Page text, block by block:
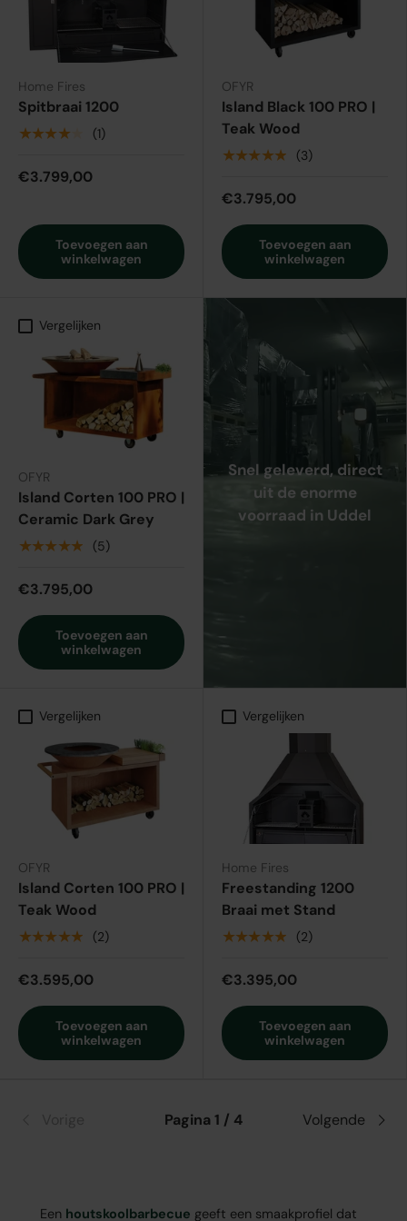
Home Fires
Spitbraai 1200
★★★★★ (1)
€3.799,00
Toevoegen aan
winkelwagen
OFYR
Island Black 100 PRO |
Teak Wood
★★★★★ (3)
€3.795,00
Toevoegen aan
winkelwagen
Vergelijken
OFYR
Island Corten 100 PRO |
Ceramic Dark Grey
★★★★★ (5)
€3.795,00
Toevoegen aan
winkelwagen
Snel geleverd, direct
uit de enorme
voorraad in Uddel
Vergelijken
OFYR
Island Corten 100 PRO |
Teak Wood
★★★★★ (2)
€3.595,00
Toevoegen aan
winkelwagen
Vergelijken
Home Fires
Freestanding 1200
Braai met Stand
★★★★★ (2)
€3.395,00
Toevoegen aan
winkelwagen
Pagina 1 / 4 Volgende
Een houtskoolbarbecue geeft een smaakprofiel dat